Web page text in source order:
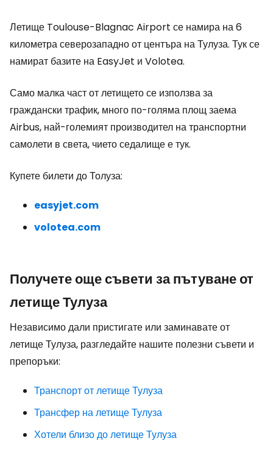
Летище Toulouse-Blagnac Airport се намира на 6
километра северозападно от центъра на Тулуза. Тук се
намират базите на EasyJet и Volotea.
Само малка част от летището се използва за
граждански трафик, много по-голяма площ заема
Airbus, най-големият производител на транспортни
самолети в света, чието седалище е тук.
Купете билети до Толуза:
easyjet.com
volotea.com
Получете още съвети за пътуване от
летище Тулуза
Независимо дали пристигате или заминавате от
летище Тулуза, разгледайте нашите полезни съвети и
препоръки:
Транспорт от летище Тулуза
Трансфер на летище Тулуза
Хотели близо до летище Тулуза